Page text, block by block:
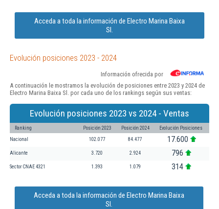
Acceda a toda la información de Electro Marina Baixa
Sl.
Evolución posiciones 2023 - 2024
Información ofrecida por
A continuación le mostramos la evolución de posiciones entre 2023 y 2024 de
Electro Marina Baixa Sl. por cada uno de los rankings según sus ventas:
Evolución posiciones 2023 vs 2024 - Ventas
Ranking Posición 2023 Posición 2024 Evolución Posiciones
Nacional 102.077 84.477 17.600
Alicante 3.720 2.924 796
Sector CNAE 4321 1.393 1.079 314
Acceda a toda la información de Electro Marina Baixa
Sl.